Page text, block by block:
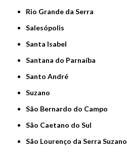
Rio Grande da Serra
Salesópolis
Santa Isabel
Santana do Parnaíba
Santo André
Suzano
São Bernardo do Campo
São Caetano do Sul
São Lourenço da Serra Suzano